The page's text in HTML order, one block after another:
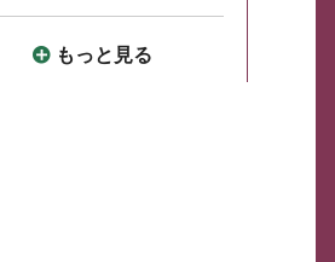
もっと見る